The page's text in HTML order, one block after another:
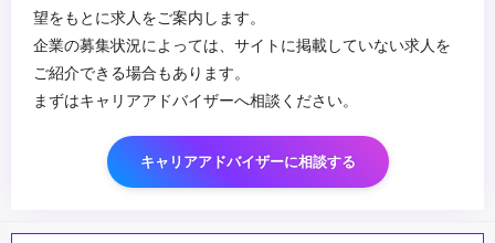
望をもとに求人をご案内します。
企業の募集状況によっては、サイトに掲載していない求人を
ご紹介できる場合もあります。
まずはキャリアアドバイザーへ相談ください。
キャリアアドバイザーに相談する